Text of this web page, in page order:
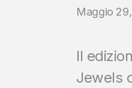
Maggio
II
Jewels